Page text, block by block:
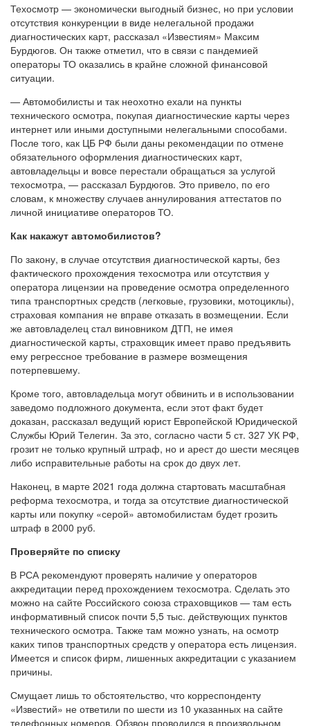
Техосмотр — экономически выгодный бизнес, но при условии
отсутствия конкуренции в виде нелегальной продажи
диагностических карт, рассказал «Известиям» Максим
Бурдюгов. Он также отметил, что в связи с пандемией
операторы ТО оказались в крайне сложной финансовой
ситуации.
— Автомобилисты и так неохотно ехали на пункты
технического осмотра, покупая диагностические карты через
интернет или иными доступными нелегальными способами.
После того, как ЦБ РФ были даны рекомендации по отмене
обязательного оформления диагностических карт,
автовладельцы и вовсе перестали обращаться за услугой
техосмотра, — рассказал Бурдюгов. Это привело, по его
словам, к множеству случаев аннулирования аттестатов по
личной инициативе операторов ТО.
Как накажут автомобилистов?
По закону, в случае отсутствия диагностической карты, без
фактического прохождения техосмотра или отсутствия у
оператора лицензии на проведение осмотра определенного
типа транспортных средств (легковые, грузовики, мотоциклы),
страховая компания не вправе отказать в возмещении. Если
же автовладелец стал виновником ДТП, не имея
диагностической карты, страховщик имеет право предъявить
ему регрессное требование в размере возмещения
потерпевшему.
Кроме того, автовладельца могут обвинить и в использовании
заведомо подложного документа, если этот факт будет
доказан, рассказал ведущий юрист Европейской Юридической
Службы Юрий Телегин. За это, согласно части 5 ст. 327 УК РФ,
грозит не только крупный штраф, но и арест до шести месяцев
либо исправительные работы на срок до двух лет.
Наконец, в марте 2021 года должна стартовать масштабная
реформа техосмотра, и тогда за отсутствие диагностической
карты или покупку «серой» автомобилистам будет грозить
штраф в 2000 руб.
Проверяйте по списку
В РСА рекомендуют проверять наличие у операторов
аккредитации перед прохождением техосмотра. Сделать это
можно на сайте Российского союза страховщиков — там есть
информативный список почти 5,5 тыс. действующих пунктов
технического осмотра. Также там можно узнать, на осмотр
каких типов транспортных средств у оператора есть лицензия.
Имеется и список фирм, лишенных аккредитации с указанием
причины.
Смущает лишь то обстоятельство, что корреспонденту
«Известий» не ответили по шести из 10 указанных на сайте
телефонных номеров. Обзвон проводился в произвольном